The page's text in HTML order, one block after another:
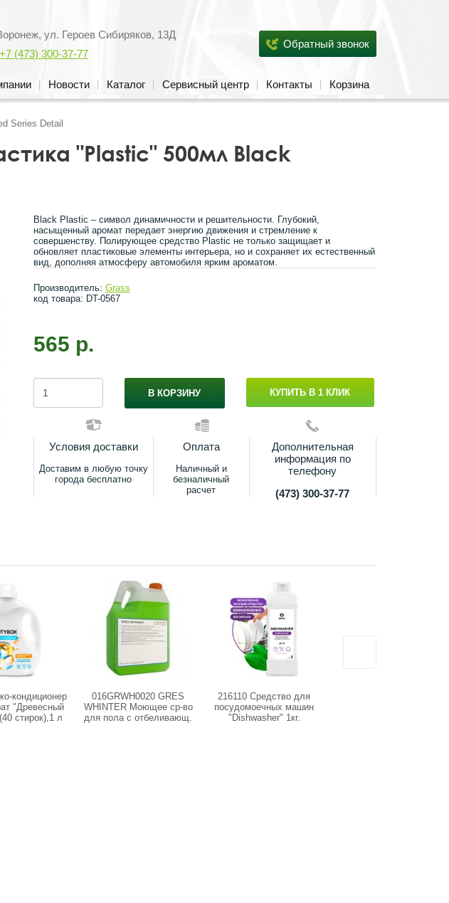
, ул. Героев Сибиряков, 13Д
+7 (473) 300-37-77
Обратный звонок
Новости Каталог Сервисный центр Контакты Корзина
Series Detail
"Plastic" 500мл Black
Black Plastic – символ динамичности и решительности. Глубокий,
насыщенный аромат передает энергию движения и стремление к
совершенству. Полирующее средство Plastic не только защищает и
обновляет пластиковые элементы интерьера, но и сохраняет их естественный
вид, дополняя атмосферу автомобиля ярким ароматом.
Производитель:Grass
код товара: DT-0567
565 р.
В КОРЗИНУ КУПИТЬ В 1 КЛИК
Условия доставки
Доставим в любую точку
города бесплатно
Оплата
Наличный и
безналичный
расчет
Дополнительная
информация по
телефону
(473) 300-37-77
кондиционер
"Древесный
стирок),1 л
016GRWH0020 GRES
WHINTER Моющее ср-во
для пола с отбеливающ.
216110 Средство для
посудомоечных машин
"Dishwasher" 1кг.